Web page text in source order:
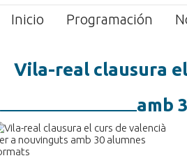
Inicio Programación
Vila-real clausura
amb